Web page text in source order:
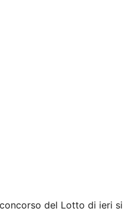
del Lotto di ieri si